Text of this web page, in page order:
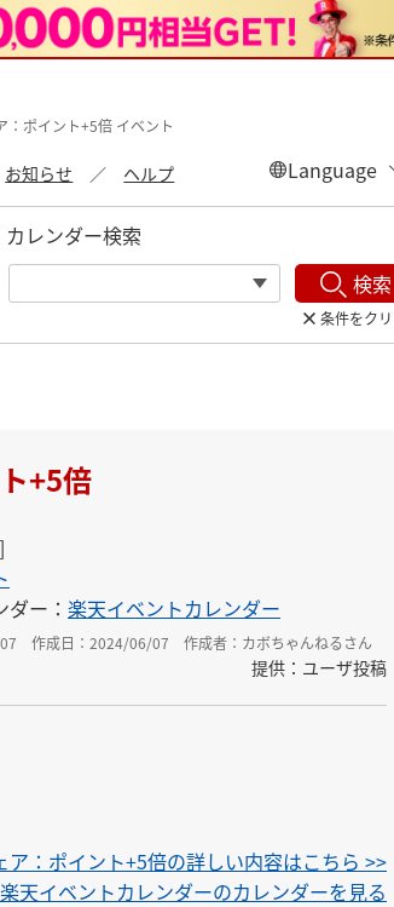
：ポイント+5倍 イベント
お知らせ ヘルプ
カレンダー検索
検索
条件をク
+5倍
ー： 楽天イベントカレンダー
作成日：2024/06/07 作成者：カボちゃんねるさん
提供：ユーザ投稿
ア：ポイント+5倍の詳しい内容はこちら >>
天イベントカレンダーのカレンダーを見る